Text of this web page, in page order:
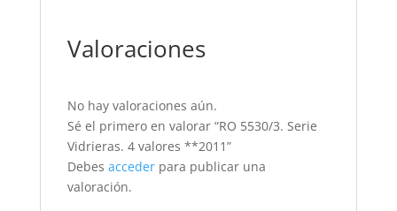
Valoraciones
No hay valoraciones aún.
Sé el primero en valorar “RO 5530/3. Serie
Vidrieras. 4 valores **2011”
Debes accederpara publicar una
valoración.